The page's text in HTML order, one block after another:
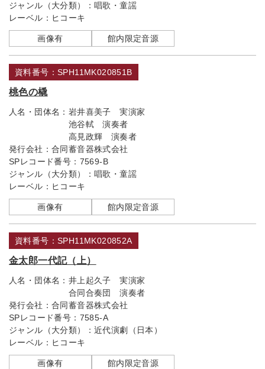
ジャンル（大分類）： 唱歌・童謡
レーベル： ヒコーキ
画像有 館内限定音源
資料番号：SPH11MK020851B
桃色の橇
人名・団体名： 岩井喜美子 実演家
池谷軾 演奏者
高見政輝 演奏者
発行会社： 合同蓄音器株式会社
SPレコード番号： 7569-B
ジャンル（大分類）： 唱歌・童謡
レーベル： ヒコーキ
画像有 館内限定音源
資料番号：SPH11MK020852A
金太郎一代記（上）
人名・団体名： 井上起久子 実演家
合同合奏団 演奏者
発行会社： 合同蓄音器株式会社
SPレコード番号： 7585-A
ジャンル（大分類）： 近代演劇（日本）
レーベル： ヒコーキ
画像有 館内限定音源